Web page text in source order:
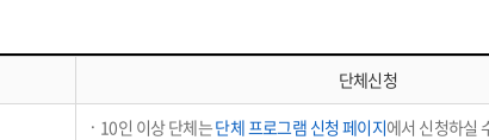
단체신청
10인 이상 단체는단체 프로그램 신청 페이지에서 신청하실